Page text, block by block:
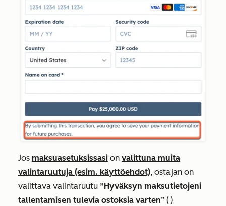
Jos maksuasetuksissasi on valittuna muita
valintaruutuja (esim. käyttöehdot), ostajan on
valittava valintaruutu ”Hyväksyn maksutietojeni
tallentamisen tulevia ostoksia varten” ( )